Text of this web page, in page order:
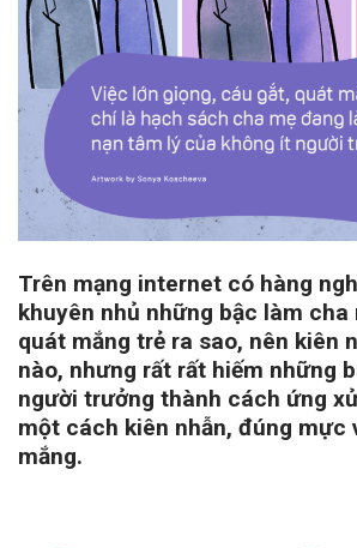
Trên mạng internet có hàng
khuyên nhủ những bậc làm cha
quát mắng trẻ ra sao, nên kiên
nào, nhưng rất rất hiếm những
người trưởng thành cách ứng
một cách kiên nhẫn, đúng mực
mắng.